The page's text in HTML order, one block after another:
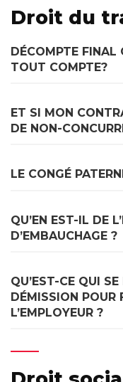
Droit du
DÉCOMPTE FINAL
TOUT COMPTE?
ET SI MON
DE NON-
LE CONGÉ
QU’EN EST-IL DE
D’EMBAUCHAGE ?
QU’EST-CE QUI
DÉMISSION POUR
L’EMPLOYEUR ?